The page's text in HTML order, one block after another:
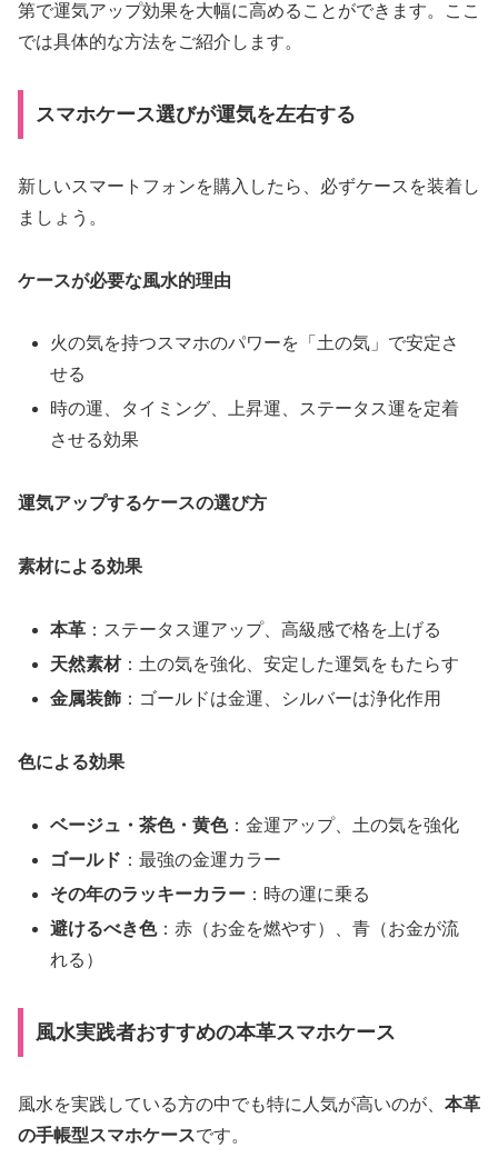
第で運気アップ効果を大幅に高めることができます。ここ
では具体的な方法をご紹介します。
スマホケース選びが運気を左右する
新しいスマートフォンを購入したら、必ずケースを装着し
ましょう。
ケースが必要な風水的理由
火の気を持つスマホのパワーを「土の気」で安定さ
せる
時の運、タイミング、上昇運、ステータス運を定着
させる効果
運気アップするケースの選び方
素材による効果
本革 ：ステータス運アップ、高級感で格を上げる
天然素材：土の気を強化、安定した運気をもたらす
金属装飾 ：ゴールドは金運、シルバーは浄化作用
色による効果
ベージュ・茶色・黄色：金運アップ、土の気を強化
ゴールド ：最強の金運カラー
その年のラッキーカラー ：時の運に乗る
避けるべき色：赤（お金を燃やす）、青（お金が流
れる）
風水実践者おすすめの本革スマホケース
風水を実践している方の中でも特に人気が高いのが、 本革
の手帳型スマホケースです。